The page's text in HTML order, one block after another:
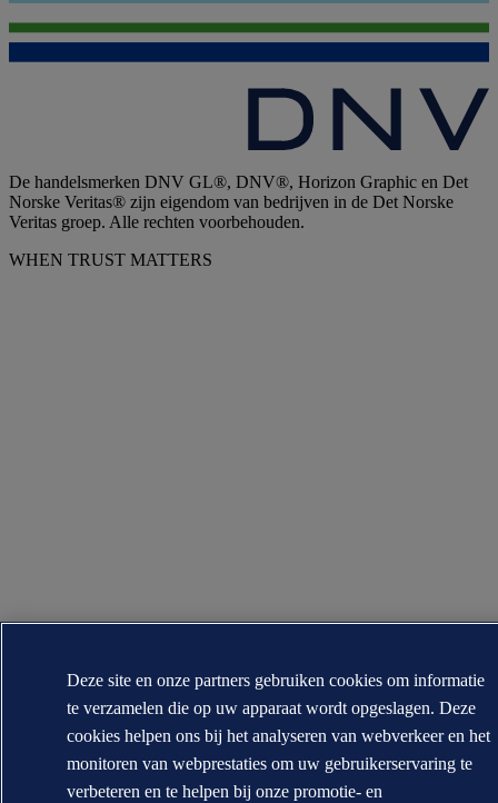
De handelsmerken DNV GL®, DNV®, Horizon Graphic en Det
Norske Veritas® zijn eigendom van bedrijven in de Det Norske
Veritas groep. Alle rechten voorbehouden.
WHEN TRUST MATTERS
Deze site en onze partners gebruiken cookies om informatie
te verzamelen die op uw apparaat wordt opgeslagen. Deze
cookies helpen ons bij het analyseren van webverkeer en het
monitoren van webprestaties om uw gebruikerservaring te
verbeteren en te helpen bij onze promotie- en